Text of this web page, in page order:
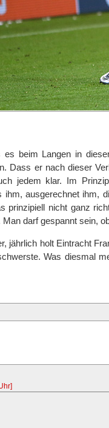
es beim Langen in
Dass er nach dieser
jedem klar. Im
ausgerechnet ihm,
prinzipiell nicht ganz
darf gespannt sein,
jährlich holt Eintracht
Was diesmal